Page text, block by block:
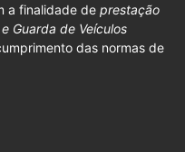
a finalidade de prestação
Guarda de Veículos
das normas de